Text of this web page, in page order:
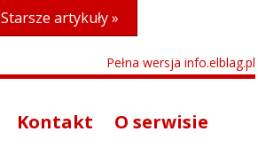
Starsze artykuły »
Pełna wersja info.elblag.pl
Kontakt
O serwisie